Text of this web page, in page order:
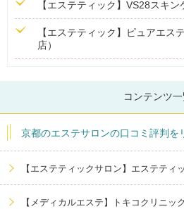
【エステティック】VS28スキン
【エステティック】ピュアエス
店）
コンテンツ
京都のエステサロンの口コミ評判を
【エステティックサロン】エステティ
【メディカルエステ】トキコクリニッ